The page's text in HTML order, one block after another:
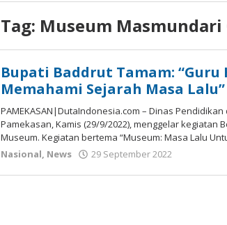
Tag: Museum Masmundari
Bupati Baddrut Tamam: “Guru
Memahami Sejarah Masa Lalu”
PAMEKASAN|DutaIndonesia.com – Dinas
Pamekasan, Kamis (29/9/2022), menggelar kegiatan
Museum. Kegiatan bertema “Museum: Masa Lalu
Nasional, News 29 September 2022
Susanto